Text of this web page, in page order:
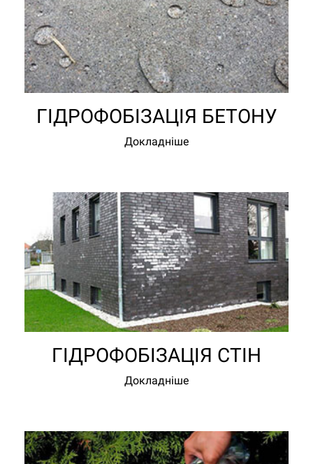
ГІДРОФОБІЗАЦІЯ БЕТОНУ
Докладніше
ГІДРОФОБІЗАЦІЯ СТІН
Докладніше